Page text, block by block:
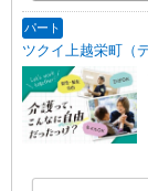
パート
ツクイ上越栄町（